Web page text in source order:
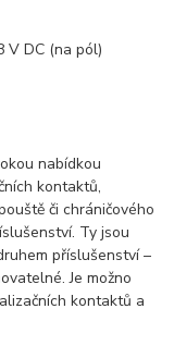
V DC (na pól)
nabídkou
kontaktů,
či chráničového
Ty jsou
příslušenství –
Je možno
kontaktů a